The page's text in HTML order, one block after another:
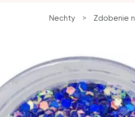
Nechty > Zdobenie